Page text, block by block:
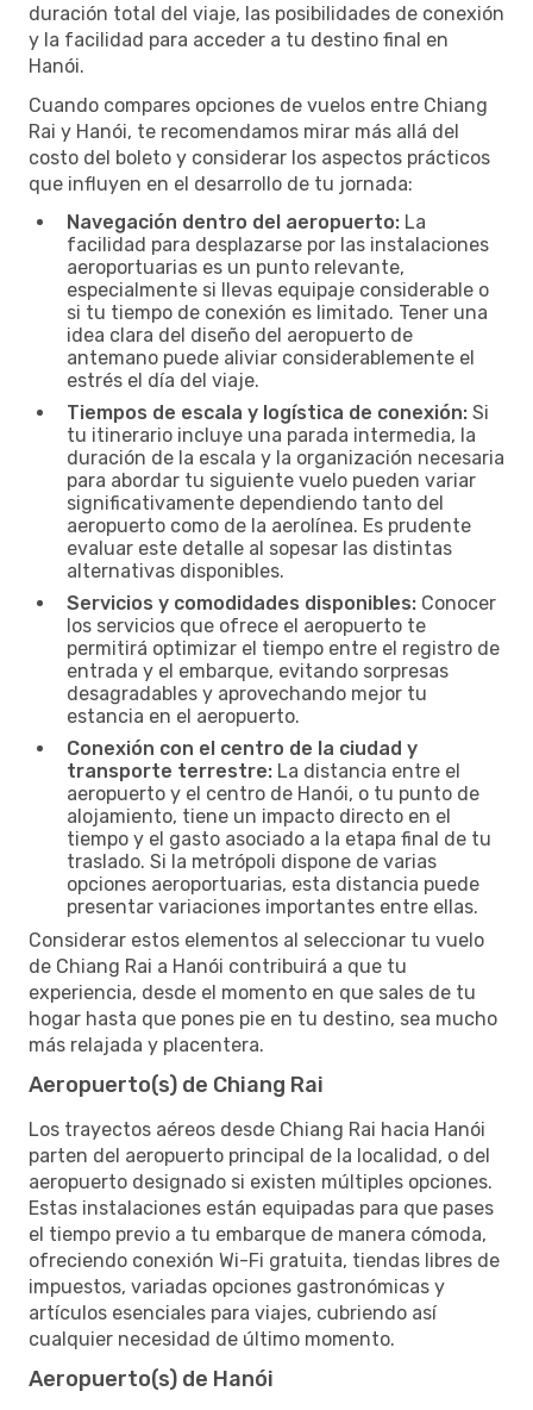
duración total del viaje, las posibilidades de conexión
y la facilidad para acceder a tu destino final en
Hanói.
Cuando compares opciones de vuelos entre Chiang
Rai y Hanói, te recomendamos mirar más allá del
costo del boleto y considerar los aspectos prácticos
que influyen en el desarrollo de tu jornada:
Navegación dentro del aeropuerto: La
facilidad para desplazarse por las instalaciones
aeroportuarias es un punto relevante,
especialmente si llevas equipaje considerable o
si tu tiempo de conexión es limitado. Tener una
idea clara del diseño del aeropuerto de
antemano puede aliviar considerablemente el
estrés el día del viaje.
Tiempos de escala y logística de conexión: Si
tu itinerario incluye una parada intermedia, la
duración de la escala y la organización necesaria
para abordar tu siguiente vuelo pueden variar
significativamente dependiendo tanto del
aeropuerto como de la aerolínea. Es prudente
evaluar este detalle al sopesar las distintas
alternativas disponibles.
Servicios y comodidades disponibles: Conocer
los servicios que ofrece el aeropuerto te
permitirá optimizar el tiempo entre el registro de
entrada y el embarque, evitando sorpresas
desagradables y aprovechando mejor tu
estancia en el aeropuerto.
Conexión con el centro de la ciudad y
transporte terrestre: La distancia entre el
aeropuerto y el centro de Hanói, o tu punto de
alojamiento, tiene un impacto directo en el
tiempo y el gasto asociado a la etapa final de tu
traslado. Si la metrópoli dispone de varias
opciones aeroportuarias, esta distancia puede
presentar variaciones importantes entre ellas.
Considerar estos elementos al seleccionar tu vuelo
de Chiang Rai a Hanói contribuirá a que tu
experiencia, desde el momento en que sales de tu
hogar hasta que pones pie en tu destino, sea mucho
más relajada y placentera.
Aeropuerto(s) de Chiang Rai
Los trayectos aéreos desde Chiang Rai hacia Hanói
parten del aeropuerto principal de la localidad, o del
aeropuerto designado si existen múltiples opciones.
Estas instalaciones están equipadas para que pases
el tiempo previo a tu embarque de manera cómoda,
ofreciendo conexión Wi-Fi gratuita, tiendas libres de
impuestos, variadas opciones gastronómicas y
artículos esenciales para viajes, cubriendo así
cualquier necesidad de último momento.
Aeropuerto(s) de Hanói